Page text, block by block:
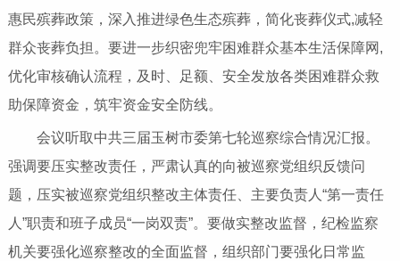
惠民殡葬政策，深入推进绿色生态殡葬，简化丧葬仪式,减轻
群众丧葬负担。要进一步织密兜牢困难群众基本生活保障网,
优化审核确认流程，及时、足额、安全发放各类困难群众救
助保障资金，筑牢资金安全防线。
会议听取中共三届玉树市委第七轮巡察综合情况汇报。
强调要压实整改责任，严肃认真的向被巡察党组织反馈问
题，压实被巡察党组织整改主体责任、主要负责人“第一责任
人”职责和班子成员“一岗双责”。要做实整改监督，纪检监察
机关要强化巡察整改的全面监督，组织部门要强化日常监